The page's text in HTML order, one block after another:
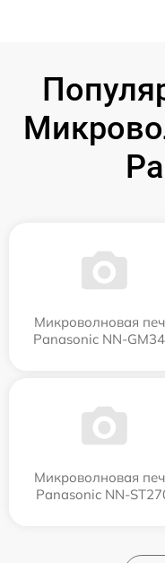
Микроволновая
Panasonic NN-
Микроволновая
Panasonic NN-